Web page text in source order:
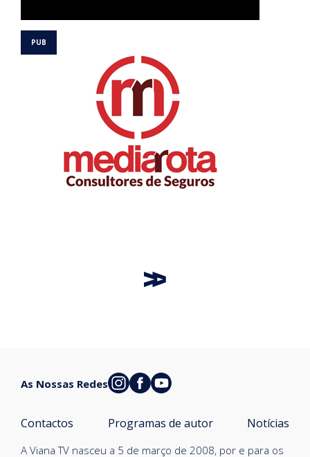
A Viana TV nasceu a 5 de março de 2008, por e para os
Contactos Programas de autor Notícias
As Nossas Redes